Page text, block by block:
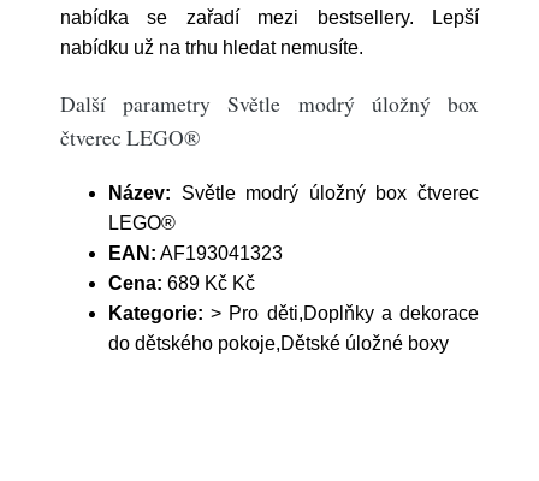
nabídka se zařadí mezi bestsellery. Lepší
nabídku už na trhu hledat nemusíte.
Další parametry Světle modrý úložný box
čtverec LEGO®
Název: Světle modrý úložný box čtverec
LEGO®
EAN: AF193041323
Cena: 689 Kč Kč
Kategorie: > Pro děti,Doplňky a dekorace
do dětského pokoje,Dětské úložné boxy